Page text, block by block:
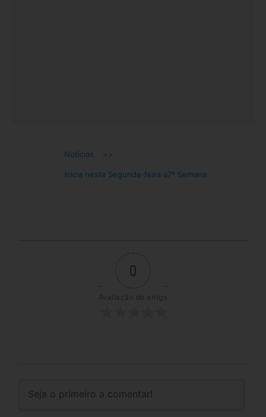
Notícias >>
Inicia nesta Segunda-feira a7ª Semana
0
Avaliação do artigo